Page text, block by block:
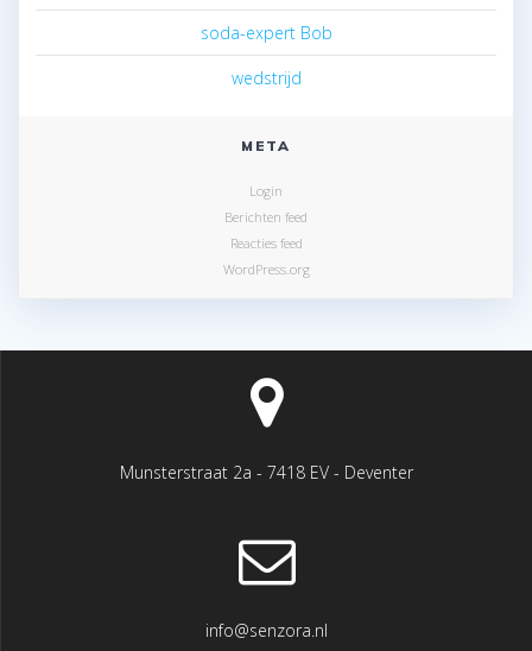
soda-expert Bob
wedstrijd
META
Login
Berichten feed
Reacties feed
WordPress.org
Munsterstraat 2a - 7418 EV - Deventer
info@senzora.nl